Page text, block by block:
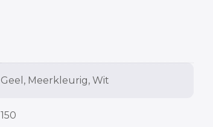
Geel, Meerkleurig, Wit
150